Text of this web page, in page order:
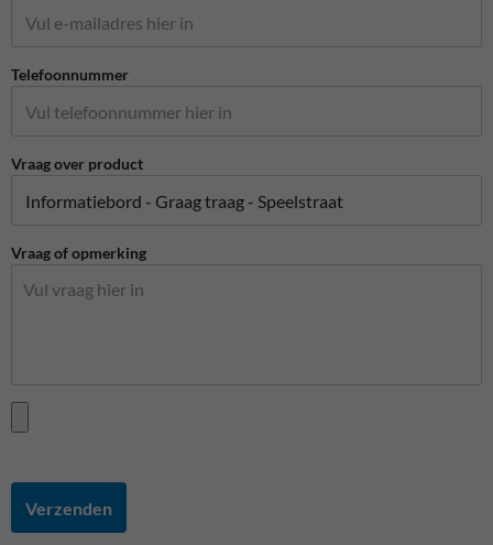
Telefoonnummer
Vraag over product
Vraag of opmerking
Verzenden